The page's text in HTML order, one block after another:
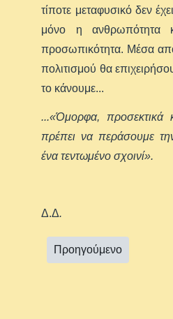
τίποτε μεταφυσικό δεν
μόνο η ανθρωπότητα
προσωπικότητα. Μέσα
πολιτισμού θα
το κάνουμε...
...«Όμορφα, προσεκτικά
πρέπει να περάσουμε
ένα τεντωμένο σχοινί».
Δ.Δ.
Προηγούμενο